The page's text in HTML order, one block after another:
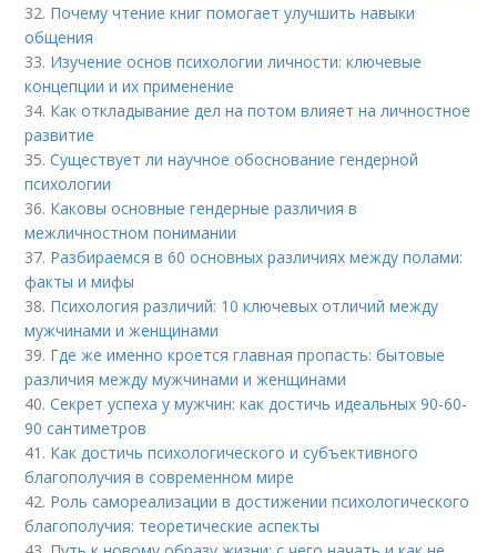
32. Почему чтение книг помогает улучшить навыки
общения
33. Изучение основ психологии личности: ключевые
концепции и их применение
34. Как откладывание дел на потом влияет на личностное
развитие
35.Существует ли научное обоснование гендерной
психологии
36. Каковы основные гендерные различия в
межличностном понимании
37. Разбираемся в 60 основных различиях между полами:
факты и мифы
38. Психология различий: 10 ключевых отличий между
мужчинами и женщинами
39. Где же именно кроется главная пропасть: бытовые
различия между мужчинами и женщинами
40.Секрет успеха у мужчин: как достичь идеальных 90-60-
90 сантиметров
41. Как достичь психологического и субъективного
благополучия в современном мире
42. Роль самореализации в достижении психологического
благополучия: теоретические аспекты